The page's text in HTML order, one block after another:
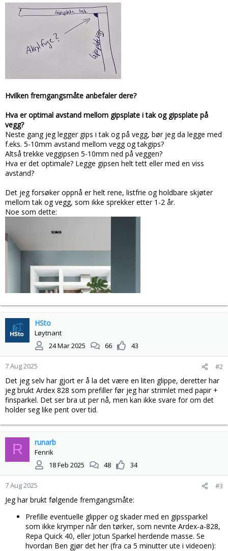
Hvilken fremgangsmåte anbefaler dere?
Hva er optimal avstand mellom gipsplate i tak og gipsplate på
vegg?
Neste gang jeg legger gips i tak og på vegg, bør jeg da legge med
f.eks. 5-10mm avstand mellom vegg og takgips?
Altså trekke veggipsen 5-10mm ned på veggen?
Hva er det optimale? Legge gipsen helt tett eller med en viss
avstand?
Det jeg forsøker oppnå er helt rene, listfrie og holdbare skjøter
mellom tak og vegg, som ikke sprekker etter 1-2 år.
Noe som dette:
HSto
Løytnant
24 Mar 2025
66 43
7 Aug 2025 #2
Det jeg selv har gjort er å la det være en liten glippe, deretter har
jeg brukt Ardex 828 som prefiller før jeg har strimlet med papir +
finsparkel. Det ser bra ut per nå, men kan ikke svare for om det
holder seg like pent over tid.
R runarb
Fenrik
18 Feb 2025
48 34
7 Aug 2025 #3
Jeg har brukt følgende fremgangsmåte:
Prefille eventuelle glipper og skader med en gipssparkel
som ikke krymper når den tørker, som nevnte Ardex-a-828,
Repa Quick 40, eller Jotun Sparkel herdende masse. Se
hvordan Ben gjør det her (fra ca 5 minutter ute i videoen):